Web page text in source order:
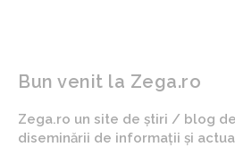
Bun venit la Zega.ro
Zega.ro un site de știri / blog
diseminării de informații și